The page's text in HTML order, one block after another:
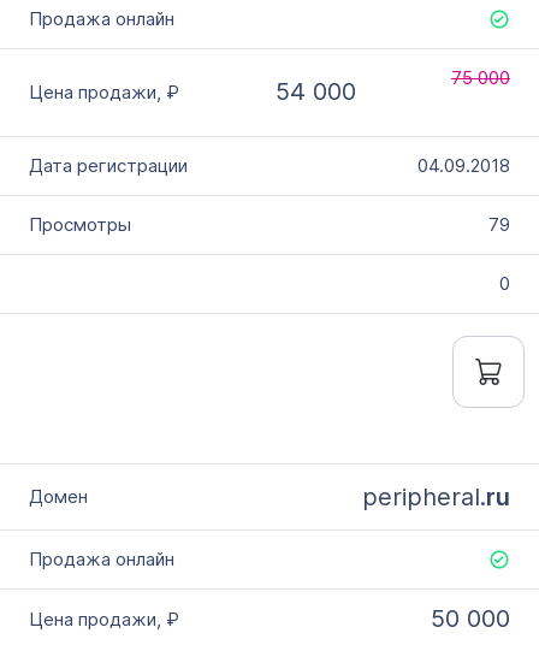
54 000 75 000
04.09.2018
79
0
peripheral.ru
50 000